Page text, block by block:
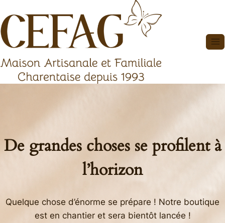
au
contenu
De grandes choses se profilent à
l’horizon
Quelque chose d’énorme se prépare ! Notre boutique
est en chantier et sera bientôt lancée !